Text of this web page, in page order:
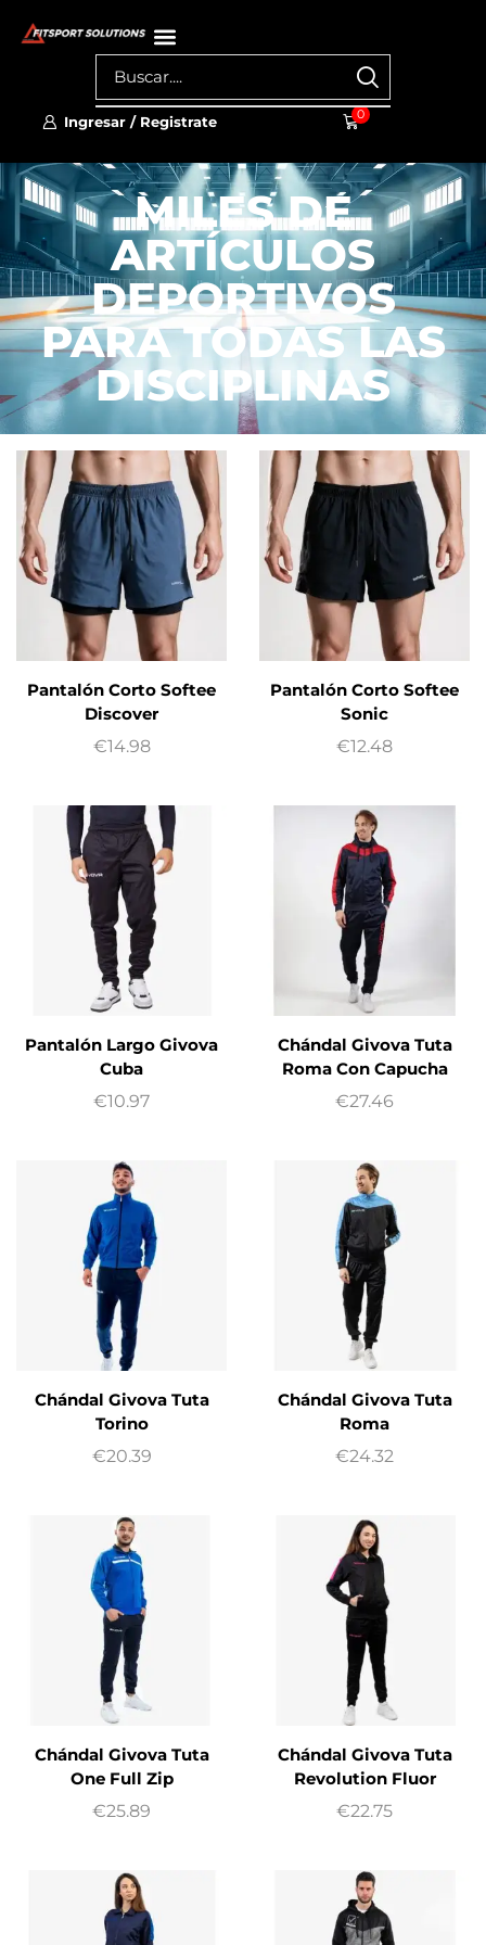
Ingresar / Registrate 0
MILES DE
ARTÍCULOS
DEPORTIVOS
PARA TODAS LAS
DISCIPLINAS
Pantalón Corto Softee
Discover
€14.98
Pantalón Corto Softee
Sonic
€12.48
Pantalón Largo Givova
Cuba
€10.97
Chándal Givova Tuta
Roma Con Capucha
€27.46
Chándal Givova Tuta
Torino
€20.39
Chándal Givova Tuta
Roma
€24.32
Chándal Givova Tuta
One Full Zip
€25.89
Chándal Givova Tuta
Revolution Fluor
€22.75